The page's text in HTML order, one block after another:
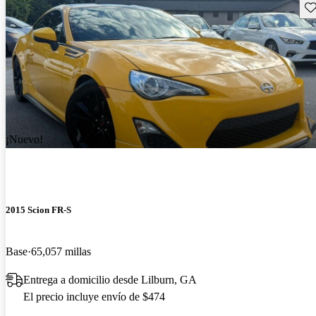
¡Nuevo!
2015 Scion FR-S
Base 65,057 millas
Entrega a domicilio desde Lilburn, GA
El precio incluye envío de $474